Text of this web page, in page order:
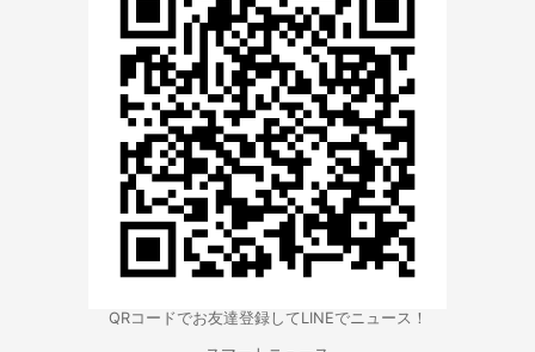
QRコードでお友達登録してLINEでニュース！